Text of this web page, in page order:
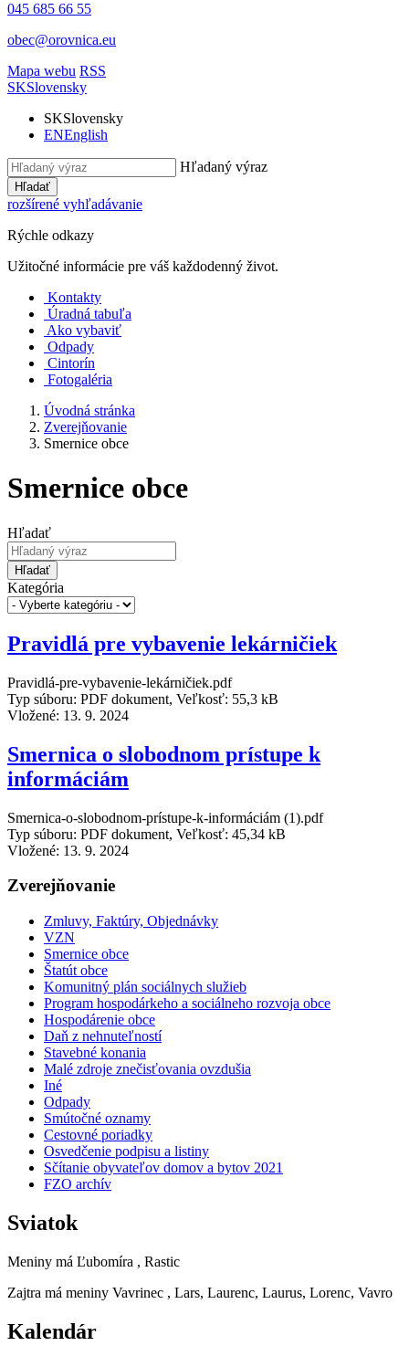
045 685 66 55
obec@orovnica.eu
Mapa webu RSS
SKSlovensky
SKSlovensky
ENEnglish
Hľadaný výraz
Hľadať
rozšírené vyhľadávanie
Rýchle odkazy
Užitočné informácie pre váš každodenný život.
Kontakty
Úradná tabuľa
Ako vybaviť
Odpady
Cintorín
Fotogaléria
Úvodná stránka
Zverejňovanie
Smernice obce
Smernice obce
Hľadať
Hľadať
Kategória
Pravidlá pre vybavenie lekárničiek
Pravidlá-pre-vybavenie-lekárničiek.pdf
Typ súboru: PDF dokument, Veľkosť: 55,3 kB
Vložené: 13. 9. 2024
Smernica o slobodnom prístupe k
informáciám
Smernica-o-slobodnom-prístupe-k-informáciám (1).pdf
Typ súboru: PDF dokument, Veľkosť: 45,34 kB
Vložené: 13. 9. 2024
Zverejňovanie
Zmluvy, Faktúry, Objednávky
VZN
Smernice obce
Štatút obce
Komunitný plán sociálnych služieb
Program hospodárkeho a sociálneho rozvoja obce
Hospodárenie obce
Daň z nehnuteľností
Stavebné konania
Malé zdroje znečisťovania ovzdušia
Iné
Odpady
Smútočné oznamy
Cestovné poriadky
Osvedčenie podpisu a listiny
Sčítanie obyvateľov domov a bytov 2021
FZO archív
Sviatok
Meniny má Ľubomíra , Rastic
Zajtra má meniny Vavrinec , Lars, Laurenc, Laurus, Lorenc, Vavro
Kalendár